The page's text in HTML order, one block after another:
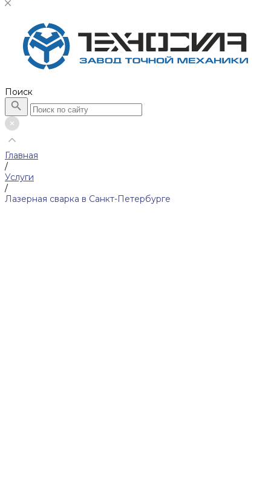
Поиск
Главная
/
Услуги
/
Лазерная сварка в Санкт-Петербурге